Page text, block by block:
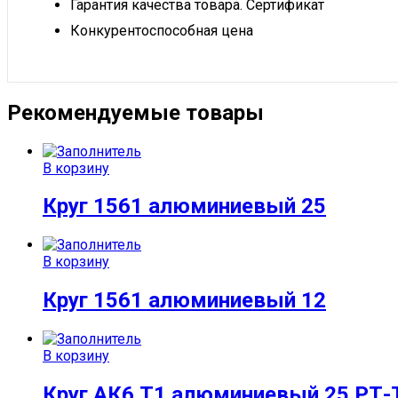
Гарантия качества товара. Сертификат
Конкурентоспособная цена
Рекомендуемые товары
В корзину
Круг 1561 алюминиевый 25
В корзину
Круг 1561 алюминиевый 12
В корзину